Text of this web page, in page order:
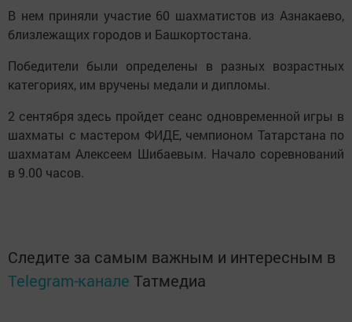
В нем приняли участие 60 шахматистов из Азнакаево,
близлежащих городов и Башкортостана.
Победители были определены в разных возрастных
категориях, им вручены медали и дипломы.
2 сентября здесь пройдет сеанс одновременной игры в
шахматы с мастером ФИДЕ, чемпионом Татарстана по
шахматам Алексеем Шибаевым. Начало соревнований
в 9.00 часов.
Следите за самым важным и интересным в
Telegram-канале Татмедиа